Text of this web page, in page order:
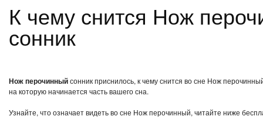
К чему снится Нож перочинный? Нож перочинный
сонник
Нож перочинныйсонник приснилось, к чему снится во сне Нож
на которую начинается часть вашего сна.
Узнайте, что означает видеть во сне Нож перочинный, читайте ниже